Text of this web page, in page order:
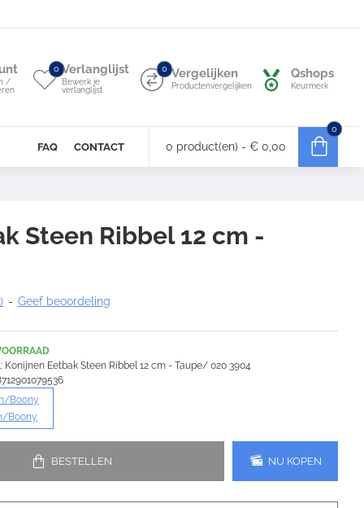
/
Verlanglijst
Bewerk je
verlanglijst
0 Vergelijken
Productenvergelijken
0 Qshops
Keurmerk
FAQ CONTACT 0 product(en) - € 0,00
0
Steen Ribbel 12 cm -
- Geef beoordeling
Konijnen Eetbak Steen Ribbel 12 cm - Taupe/ 020 3904
Boony
BESTELLEN NU KOPEN